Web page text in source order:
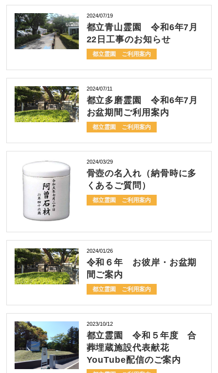
2024/07/19
都立青山霊園 令和6年7月
22日工事のお知らせ
都立霊園 ご利用案内
2024/07/11
都立多磨霊園 令和6年7月
お盆期間ご利用案内
都立霊園 ご利用案内
2024/03/29
骨壺の名入れ（納骨時に多
くあるご質問）
都立霊園 ご利用案内
2024/01/26
令和６年 お彼岸・お盆期
間ご案内
都立霊園 ご利用案内
2023/10/12
都立霊園 令和５年度 合
葬埋蔵施設代表献花
YouTube配信のご案内